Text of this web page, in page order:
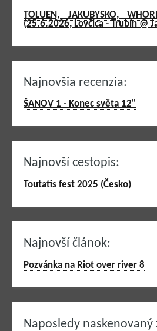
TOLUEN, JAKUBYSKO,
(25.6.2026, Lovčica - Trubín @
Najnovšia recenzia:
ŠANOV 1 - Konec světa 12"
Najnovší cestopis:
Toutatis fest 2025 (Česko)
Najnovší článok:
Pozvánka na Riot over river 8
Naposledy naskenovaný